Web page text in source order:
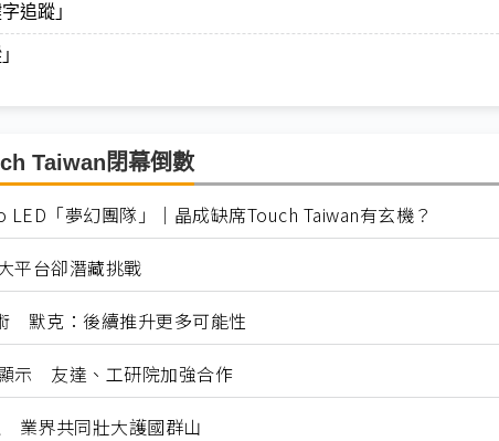
追蹤」
Taiwan閉幕倒數
「夢幻團隊」｜晶成缺席Touch Taiwan有玄機？
平台卻潛藏挑戰
默克：後續推升更多可能性
示 友達、工研院加強合作
業界共同壯大護國群山